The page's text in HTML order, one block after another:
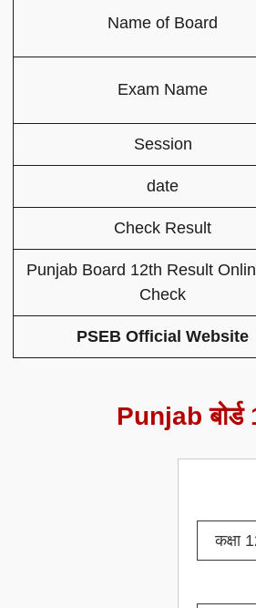
Name of Board
Exam Name
Session
date
Check Result
Punjab Board 12th Result
Check
PSEB Official Website
Punjab